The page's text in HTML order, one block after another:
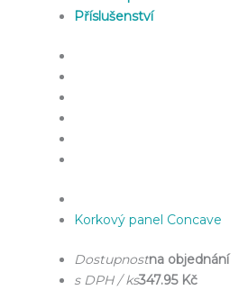
Příslušenství
Korkový panel Concave
Dostupnostna objednání
s DPH / ks347.95 Kč